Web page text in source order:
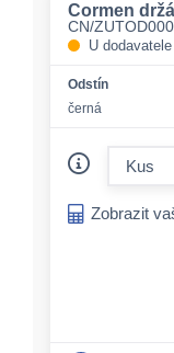
Cormen
CN/
U dodavatele
Odstín
černá
Zobrazit